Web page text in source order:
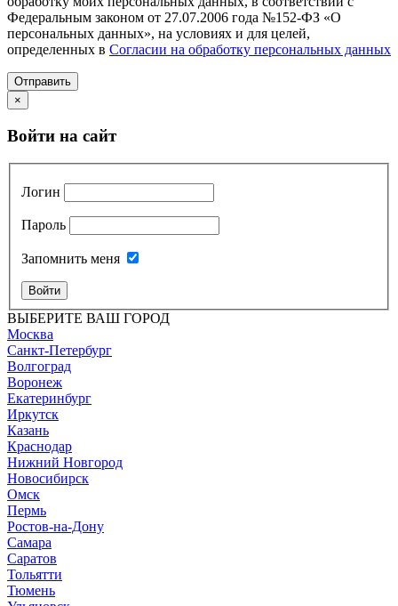
Федеральным законом от 27.07.2006 года №152-ФЗ «О
персональных данных», на условиях и для целей,
определенных в Согласии на обработку персональных данных
Отправить
×
Войти на сайт
Логин
Пароль
Запомнить меня
Войти
ВЫБЕРИТЕ ВАШ ГОРОД
Москва
Санкт-Петербург
Волгоград
Воронеж
Екатеринбург
Иркутск
Казань
Краснодар
Нижний Новгород
Новосибирск
Омск
Пермь
Ростов-на-Дону
Самара
Саратов
Тольятти
Тюмень